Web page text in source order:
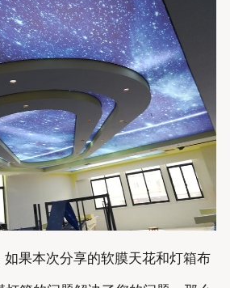
如果本次分享的软膜天花和灯箱布